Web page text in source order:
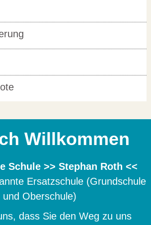
Willkommen
Schule >> Stephan Roth <<
Ersatzschule (Grundschule
und Oberschule)
dass Sie den Weg zu uns